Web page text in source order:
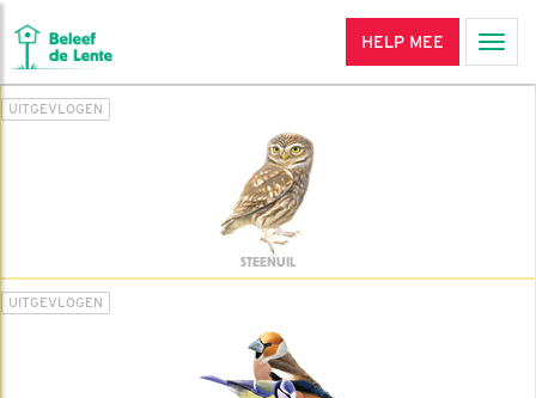
HELP MEE
UITGEVLOGEN
STEENUIL
UITGEVLOGEN